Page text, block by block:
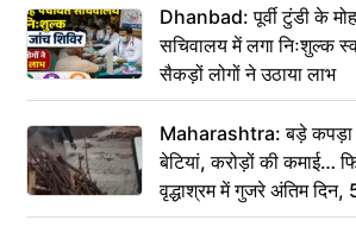
Dhanbad: पूर्वी टुंडी के
सचिवालय में लगा निःशुल्क
सैकड़ों लोगों ने उठाया लाभ
Maharashtra: बड़े कपड़ा
बेटियां, करोड़ों की कमाई…
वृद्धाश्रम में गुजरे अंतिम
कहा– अंतिम संस्कार कर